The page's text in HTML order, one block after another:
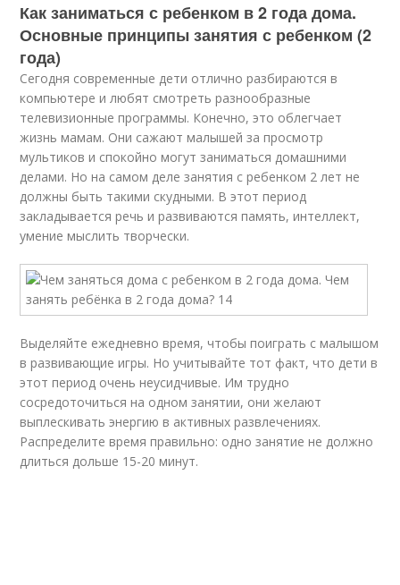
Как заниматься с ребенком в 2 года дома.
Основные принципы занятия с ребенком (2
года)
Сегодня современные дети отлично разбираются в
компьютере и любят смотреть разнообразные
телевизионные программы. Конечно, это облегчает
жизнь мамам. Они сажают малышей за просмотр
мультиков и спокойно могут заниматься домашними
делами. Но на самом деле занятия с ребенком 2 лет не
должны быть такими скудными. В этот период
закладывается речь и развиваются память, интеллект,
умение мыслить творчески.
Выделяйте ежедневно время, чтобы поиграть с малышом
в развивающие игры. Но учитывайте тот факт, что дети в
этот период очень неусидчивые. Им трудно
сосредоточиться на одном занятии, они желают
выплескивать энергию в активных развлечениях.
Распределите время правильно: одно занятие не должно
длиться дольше 15-20 минут.